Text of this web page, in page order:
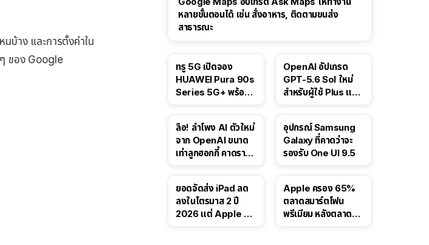
นบ้าง และการตั้งค่าใน
ของ Google
หลายขั้นตอนได้ เช่น สั่งอาหาร, ติดตามขนส่ง
สาธารณะ
ทรู 5G เปิดจอง
HUAWEI Pura 90s
Series 5G+ พร้อม
OpenAI อัปเกรด
GPT-5.6 Sol ใหม่
สำหรับผู้ใช้ Plus และ
ลือ! ลำโพง AI ตัวใหม่
จาก OpenAI ขนาด
เท่าลูกฮอกกี้ คาดราคา
อุปกรณ์ Samsung
Galaxy ที่คาดว่าจะ
รองรับ One UI 9.5
ยอดจัดส่ง iPad ลด
ลงในไตรมาส 2 ปี
2026 แต่ Apple ยัง
Apple ครอง 65%
ตลาดสมาร์ตโฟน
พรีเมียม หลังตลาดทำ